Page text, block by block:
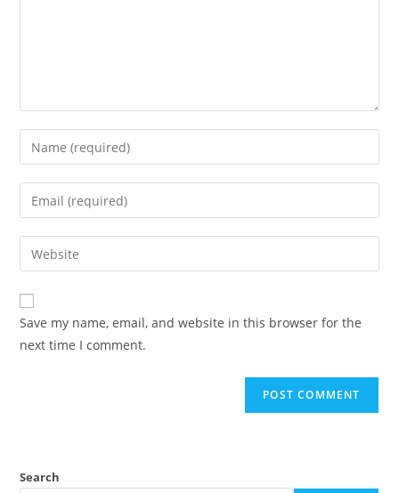
Enter
your
name
comment
Enter
your
email
address
comment
Enter
your
website
URL
(optional)
Save my name, email, and website in this browser for the
next time I comment.
Search